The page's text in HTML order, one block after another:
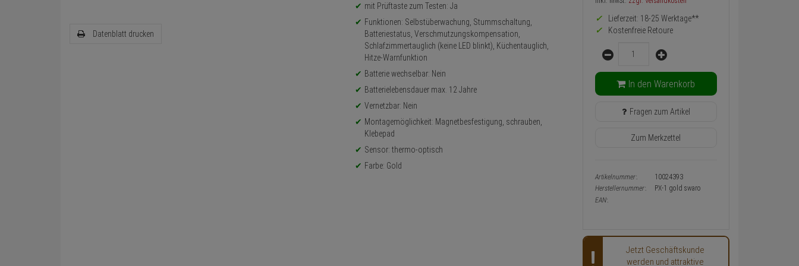
Datenblatt drucken
mit Prüftaste zum Testen: Ja
Funktionen: Selbstüberwachung, Stummschaltung,
Batteriestatus, Verschmutzungskompensation,
Schlafzimmertauglich (keine LED blinkt), Küchentauglich,
Hitze-Warnfunktion
Batterie wechselbar: Nein
Batterielebensdauer max. 12 Jahre
Vernetzbar: Nein
Montagemöglichkeit: Magnetbesfestigung, schrauben,
Klebepad
Sensor: thermo-optisch
Farbe: Gold
und
Warenkorb-
Konfigurieren-
Button
Lieferzeit: 18-25 Werktage**
Kostenfreie Retoure
Menge
In den Warenkorb
Fragen zum Artikel
Zum Merkzettel
Artikelnummer:
10024393
Herstellernummer:
PX-1 gold swaro
EAN:
Jetzt Geschäftskunde
werden und attraktive